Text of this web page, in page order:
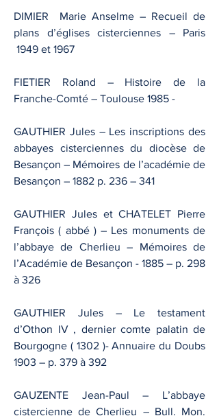
DIMIER Marie Anselme – Recueil de
plans d’églises cisterciennes – Paris
1949 et 1967
FIETIER Roland – Histoire de la
Franche-Comté – Toulouse 1985 -
GAUTHIER Jules – Les inscriptions des
abbayes cisterciennes du diocèse de
Besançon – Mémoires de l’académie de
Besançon – 1882 p. 236 – 341
GAUTHIER Jules et CHATELET Pierre
François ( abbé ) – Les monuments de
l’abbaye de Cherlieu – Mémoires de
l’Académie de Besançon - 1885 – p. 298
à 326
GAUTHIER Jules – Le testament
d’Othon IV , dernier comte palatin de
Bourgogne ( 1302 )- Annuaire du Doubs
1903 – p. 379 à 392
GAUZENTE Jean-Paul – L’abbaye
cistercienne de Cherlieu – Bull. Mon.